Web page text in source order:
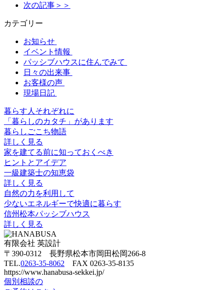
次の記事＞＞
カテゴリー
お知らせ
イベント情報
パッシブハウスに住んでみて
日々の出来事
お客様の声
現場日記
暮らす人それぞれに
「暮らしのカタチ」があります
暮らしごこち物語
詳しく見る
家を建てる前に知っておくべき
ヒントとアイデア
一級建築士の知恵袋
詳しく見る
自然の力を利用して
少ないエネルギーで快適に暮らす
信州松本パッシブハウス
詳しく見る
有限会社 英設計
〒390-0312 長野県松本市岡田松岡266-8
TEL.0263-35-8062 FAX 0263-35-8135
https://www.hanabusa-sekkei.jp/
個別相談の